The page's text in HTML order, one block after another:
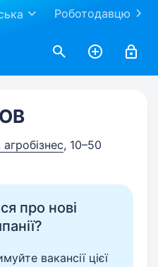
Роботодавцю
, 10–50
про нові
вакансії цієї